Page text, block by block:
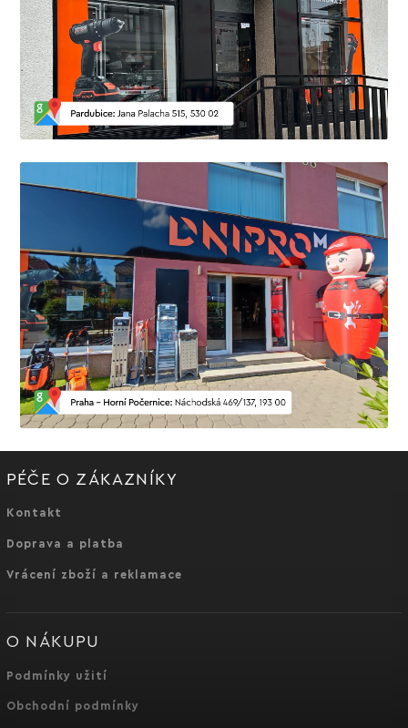
PÉČE O ZÁKAZNÍKY
Kontakt
Doprava a platba
Vrácení zboží a reklamace
O NÁKUPU
Podmínky užití
Obchodní podmínky